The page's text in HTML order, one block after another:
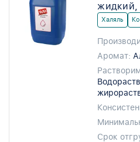
жидкий,
Халяль
Аромат:
Срок